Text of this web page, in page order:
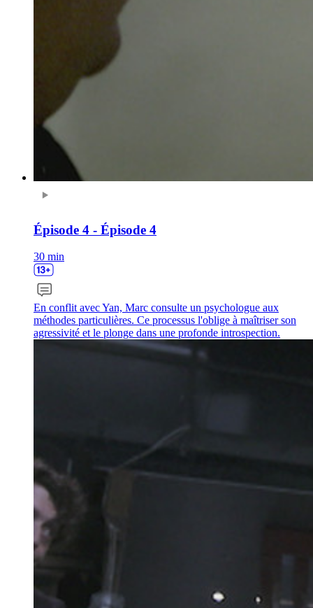
Épisode 4 - Épisode 4
30 min
En conflit avec Yan, Marc consulte un psychologue aux
méthodes particulières. Ce processus l'oblige à maîtriser son
agressivité et le plonge dans une profonde introspection.